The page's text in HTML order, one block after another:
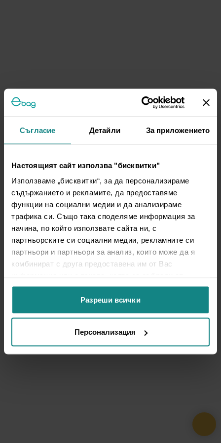
Съгласие Детайли За приложението
Настоящият сайт използва "бисквитки"
Използваме „бисквитки“, за да персонализираме
съдържанието и рекламите, да предоставяме
функции на социални медии и да анализираме
трафика си. Също така споделяме информация за
начина, по който използвате сайта ни, с
партньорските си социални медии, рекламните си
партньори и партньори за анализ, които може да я
комбинират с друга предоставена им от Вас
ползването от Ваша страна на услугите им.
Разреши всички
Персонализация